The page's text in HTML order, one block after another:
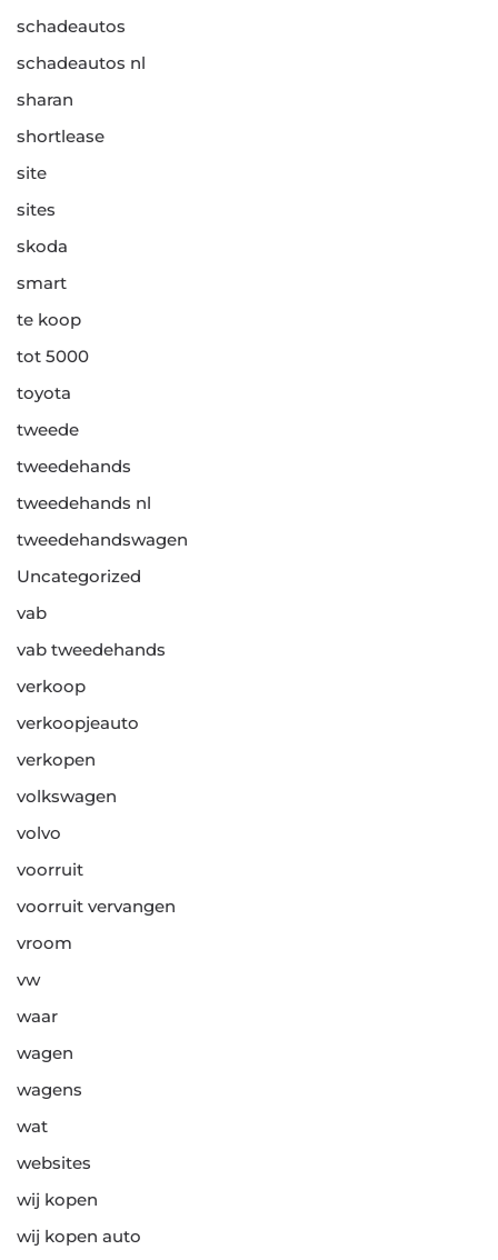
schadeautos
schadeautos nl
sharan
shortlease
site
sites
skoda
smart
te koop
tot 5000
toyota
tweede
tweedehands
tweedehands nl
tweedehandswagen
Uncategorized
vab
vab tweedehands
verkoop
verkoopjeauto
verkopen
volkswagen
volvo
voorruit
voorruit vervangen
vroom
vw
waar
wagen
wagens
wat
websites
wij kopen
wij kopen auto